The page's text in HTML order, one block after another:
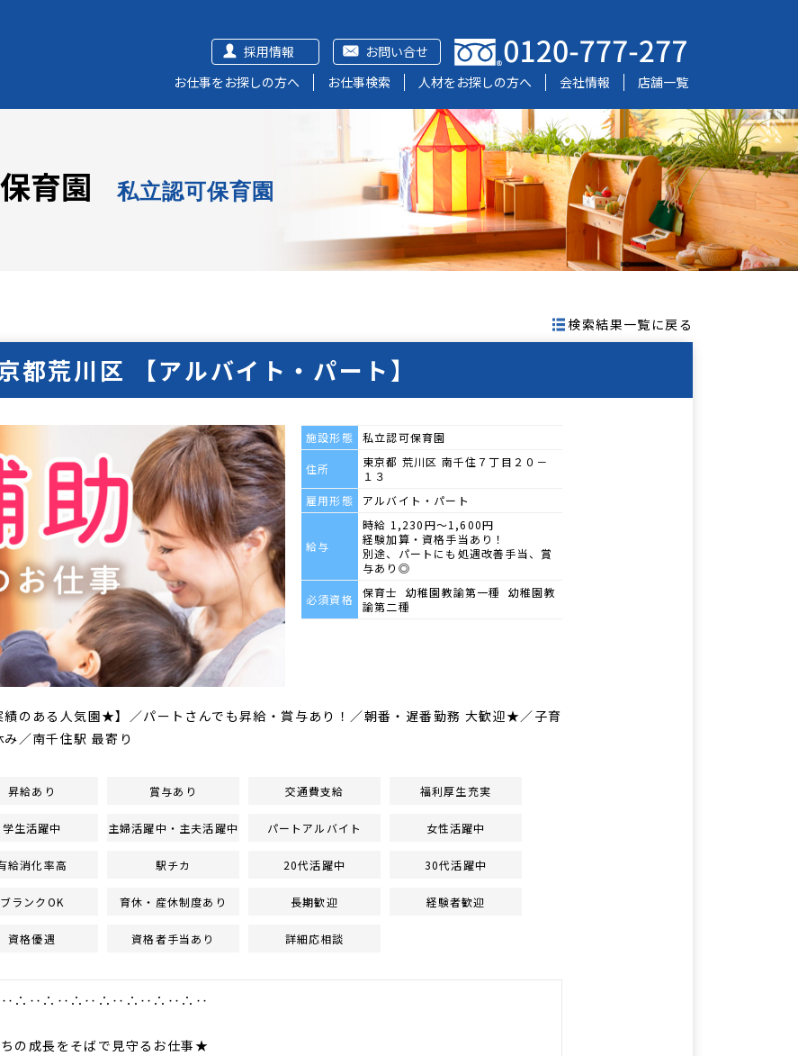
お問い合せ
採用情報
お仕事をお探しの方へ
お仕事検索 人材をお探しの方へ 会社情報 店舗一覧
育園 私立認可保育園
検索結果一覧に戻る
都荒川区 【アルバイト・パート】
施設形態 私立認可保育園
住所
東京都 荒川区 南千住７丁目２０－
１３
雇用形態
アルバイト・パート
給与
時給 1,230円～1,600円
経験加算・資格手当あり！
別途、パートにも処遇改善手当、賞
与あり◎
必須資格
保育士 幼稚園教諭第一種 幼稚園教
諭第二種
のある人気園★】／パートさんでも昇給・賞与あり！／朝番・遅番勤務 大歓迎★／子育
／南千住駅 最寄り
昇給あり 賞与あり 交通費支給 福利厚生充実
学生活躍中 主婦活躍中・主夫活躍中 パートアルバイト 女性活躍中
給消化率高 駅チカ 20代活躍中 30代活躍中
ブランクOK 育休・産休制度あり 長期歓迎 経験者歓迎
資格優遇 資格者手当あり 詳細応相談
の成長をそばで見守るお仕事★